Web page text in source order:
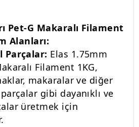
Pet-G Makaralı Filament
Alanları:
Parçalar: Elas 1.75mm
Filament 1KG,
makaralar ve diğer
gibi dayanıklı ve
üretmek için